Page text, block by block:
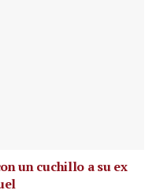
un cuchillo a su ex